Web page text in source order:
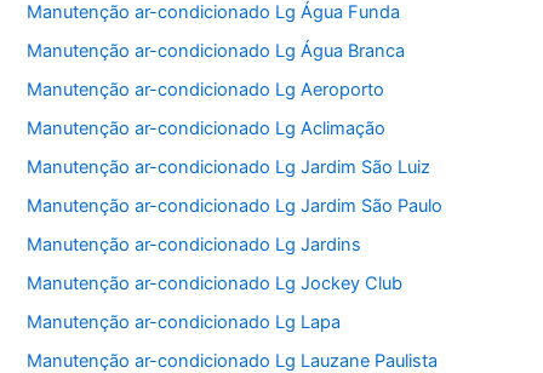
Manutenção ar-condicionado Lg Água Funda
Manutenção ar-condicionado Lg Água Branca
Manutenção ar-condicionado Lg Aeroporto
Manutenção ar-condicionado Lg Aclimação
Manutenção ar-condicionado Lg Jardim São Luiz
Manutenção ar-condicionado Lg Jardim São Paulo
Manutenção ar-condicionado Lg Jardins
Manutenção ar-condicionado Lg Jockey Club
Manutenção ar-condicionado Lg Lapa
Manutenção ar-condicionado Lg Lauzane Paulista